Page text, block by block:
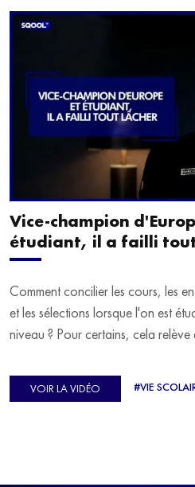
Vice-champion
étudiant, il a failli
Comment concilier les cours, les
et les sélections lorsque l'on est
niveau ? Pour certains, cela
d'Europe de Horse-ball, qui a failli
avant de trouver un nouvel équilibre.
VOIR LA VIDÉO #VIE